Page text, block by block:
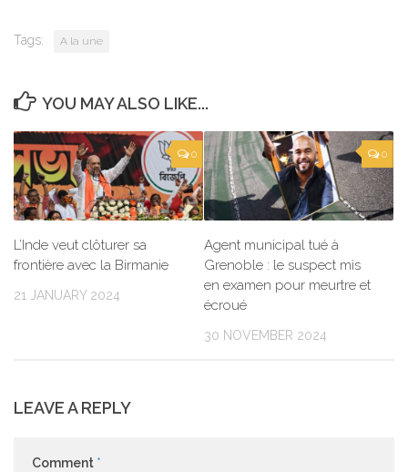
Tags: A la une
YOU MAY ALSO LIKE...
0
L’Inde veut clôturer sa
frontière avec la Birmanie
21 JANUARY 2024
0
Agent municipal tué à
Grenoble : le suspect mis
en examen pour meurtre et
écroué
30 NOVEMBER 2024
LEAVE A REPLY
Comment *